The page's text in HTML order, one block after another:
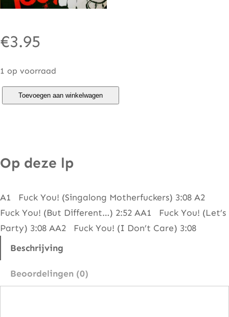
€3.95
1 op voorraad
o
g
o
–
u
Toevoegen aan winkelwagen
Op deze lp
A1 Fuck You! (Singalong Motherfuckers) 3:08 A2
Fuck You! (But Different…) 2:52 AA1 Fuck You! (Let’s
Party) 3:08 AA2 Fuck You! (I Don’t Care) 3:08
Beschrijving
Beoordelingen (0)